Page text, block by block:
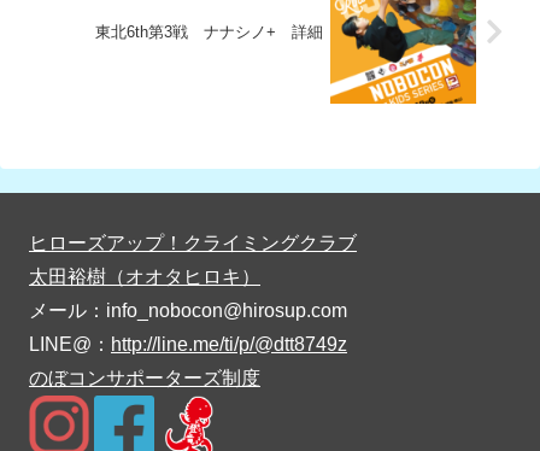
東北6th第3戦 ナナシノ+ 詳細
ヒローズアップ！クライミングクラブ
太田裕樹（オオタヒロキ）
メール：info_nobocon@hirosup.com
LINE@： http://line.me/ti/p/@dtt8749z
のぼコンサポーターズ制度